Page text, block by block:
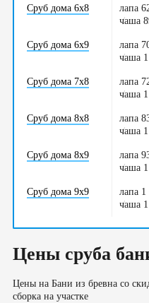
Сруб дома 6х8
лапа
/
чаша
Сруб дома 6х9
лапа
/
чаша
Сруб дома 7х8
лапа
/
чаша
Сруб дома 8х8
лапа
/
чаша
Сруб дома 8х9
лапа
/
чаша
Сруб дома 9х9
лапа 1
/
чаша
Цены сруба
Цены на Бани из бревна со
сборка на участке